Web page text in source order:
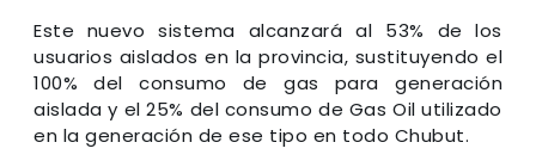
Este nuevo sistema alcanzará al 53% de los
usuarios aislados en la provincia, sustituyendo el
100% del consumo de gas para generación
aislada y el 25% del consumo de Gas Oil utilizado
en la generación de ese tipo en todo Chubut.